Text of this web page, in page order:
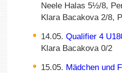
Neele Halas 5½/8,
Klara Bacakova 2/8,
14.05. Qualifier 4
Klara Bacakova 0/2
15.05. Mädchen und